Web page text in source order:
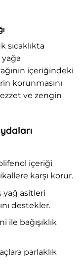
sıcaklıkta
yağa
içeriğindeki
korunmasını
ve zengin
içeriği
karşı korur.
yağ asitleri
destekler.
ile bağışıklık
parlaklık